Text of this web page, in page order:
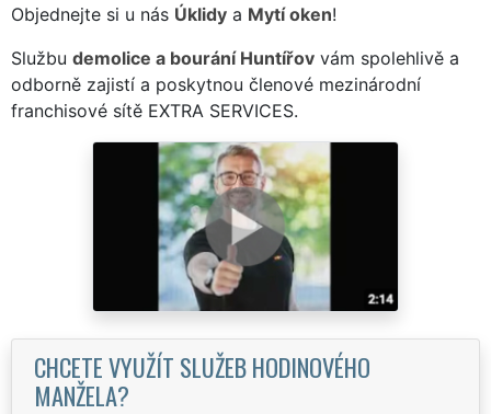
Objednejte si u nás Úklidy a Mytí oken!
Službu demolice a bourání Huntířov vám spolehlivě a
odborně zajistí a poskytnou členové mezinárodní
franchisové sítě EXTRA SERVICES.
CHCETE VYUŽÍT SLUŽEB HODINOVÉHO
MANŽELA?